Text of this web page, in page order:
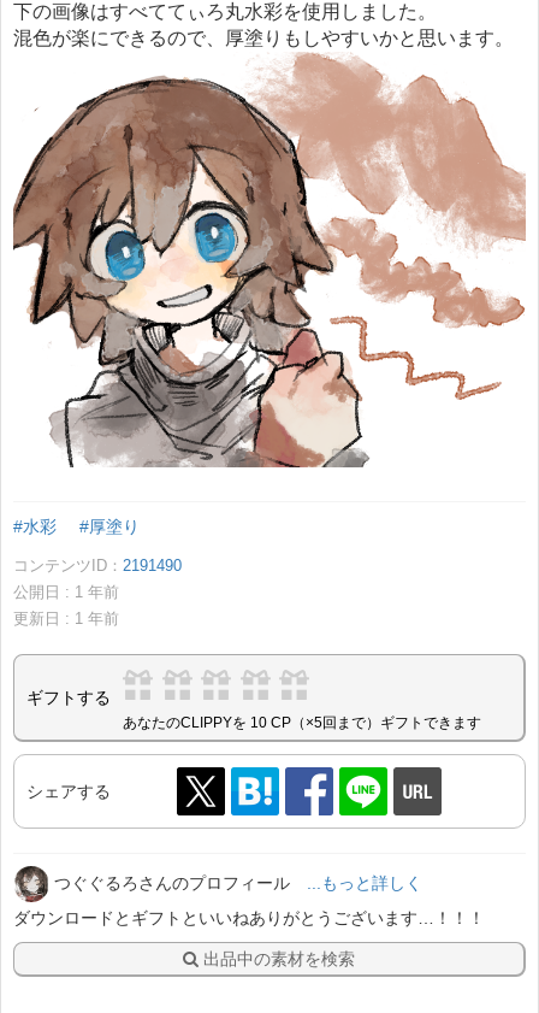
下の画像はすべててぃろ丸水彩を使用しました。
混色が楽にできるので、厚塗りもしやすいかと思います。
#水彩 #厚塗り
コンテンツID： 2191490
公開日 : 1 年前
更新日 : 1 年前
ギフトする
あなたのCLIPPYを 10 CP（×5回まで）ギフトできます
シェアする
つぐぐるろさんのプロフィール
...もっと詳しく
ダウンロードとギフトといいねありがとうございます…！！！
出品中の素材を検索